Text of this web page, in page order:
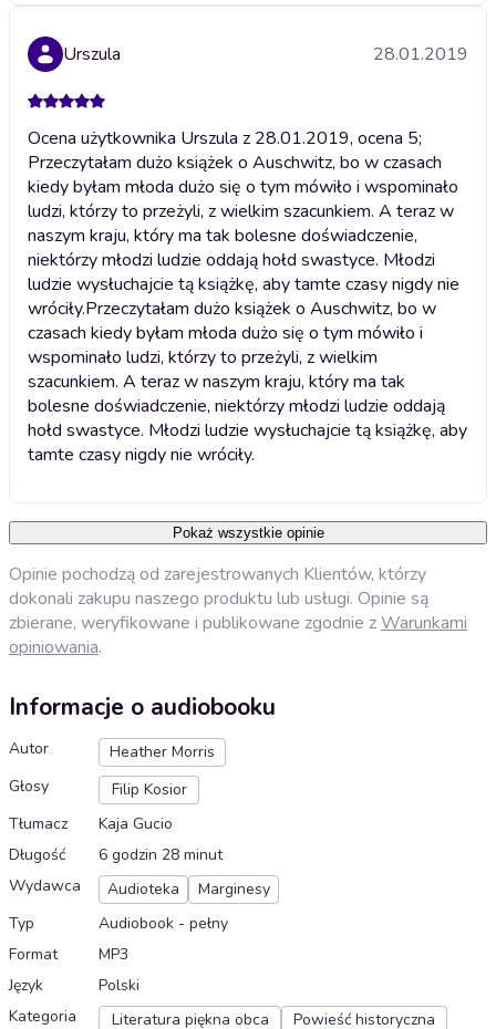
Urszula 28.01.2019
Ocena użytkownika Urszula z 28.01.2019, ocena 5;
Przeczytałam dużo książek o Auschwitz, bo w czasach
kiedy byłam młoda dużo się o tym mówiło i wspominało
ludzi, którzy to przeżyli, z wielkim szacunkiem. A teraz w
naszym kraju, który ma tak bolesne doświadczenie,
niektórzy młodzi ludzie oddają hołd swastyce. Młodzi
ludzie wysłuchajcie tą książkę, aby tamte czasy nigdy nie
wróciły.Przeczytałam dużo książek o Auschwitz, bo w
czasach kiedy byłam młoda dużo się o tym mówiło i
wspominało ludzi, którzy to przeżyli, z wielkim
szacunkiem. A teraz w naszym kraju, który ma tak
bolesne doświadczenie, niektórzy młodzi ludzie oddają
hołd swastyce. Młodzi ludzie wysłuchajcie tą książkę, aby
tamte czasy nigdy nie wróciły.
Pokaż wszystkie opinie
Opinie pochodzą od zarejestrowanych Klientów, którzy
dokonali zakupu naszego produktu lub usługi. Opinie są
zbierane, weryfikowane i publikowane zgodnie zWarunkami
opiniowania.
Informacje o audiobooku
Autor
Heather Morris
Głosy
Filip Kosior
Tłumacz
Kaja Gucio
Długość
6 godzin 28 minut
Wydawca
Audioteka
Marginesy
Typ
Audiobook - pełny
Format
MP3
Język
Polski
Kategoria
Literatura piękna obca Powieść historyczna